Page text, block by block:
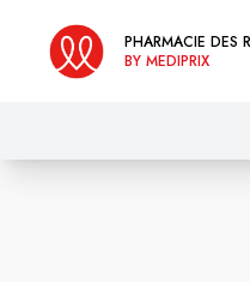
PHARMACIE DES
BY MEDIPRIX